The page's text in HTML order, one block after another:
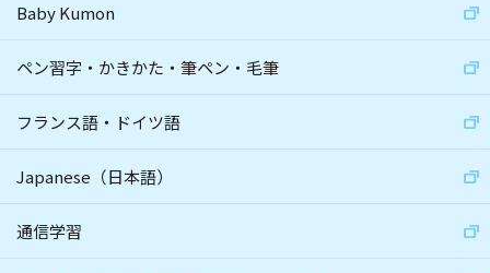
Baby Kumon
ペン習字・かきかた・筆ペン・毛筆
フランス語・ドイツ語
Japanese（日本語）
通信学習